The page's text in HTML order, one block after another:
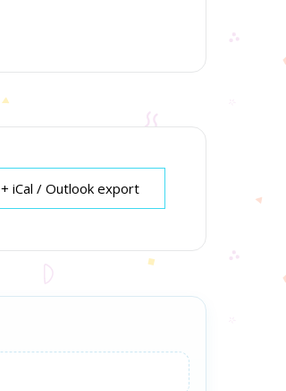
+ iCal / Outlook export